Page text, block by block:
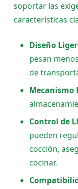
soportar las
características
Diseño
pesan
de
Mecanismo
Control de
pueden
cocción,
cocinar.